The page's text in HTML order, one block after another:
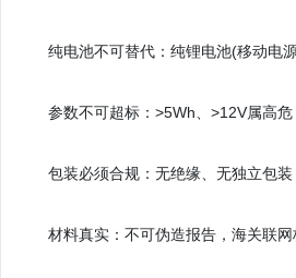
纯电池不可替代：纯锂电池(移动电源
参数不可超标：>5Wh、>12V属高危
包装必须合规：无绝缘、无独立包装
材料真实：不可伪造报告，海关联网